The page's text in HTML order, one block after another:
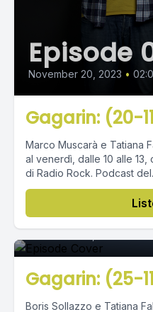
Episode
November 20, 2023 •
Gagarin: (20-
Marco Muscarà e Tatiana
al venerdì, dalle 10 alle 13,
di Radio Rock. Podcast
Episode
Gagarin: (25-
Boris Sollazzo e Tatiana